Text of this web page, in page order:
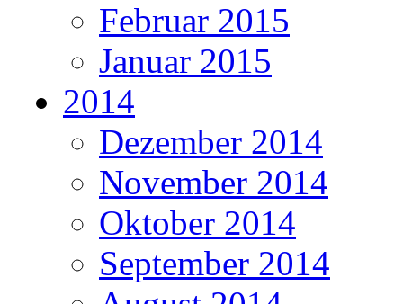
Februar 2015
Januar 2015
2014
Dezember 2014
November 2014
Oktober 2014
September 2014